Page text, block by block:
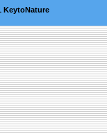
KeytoNature